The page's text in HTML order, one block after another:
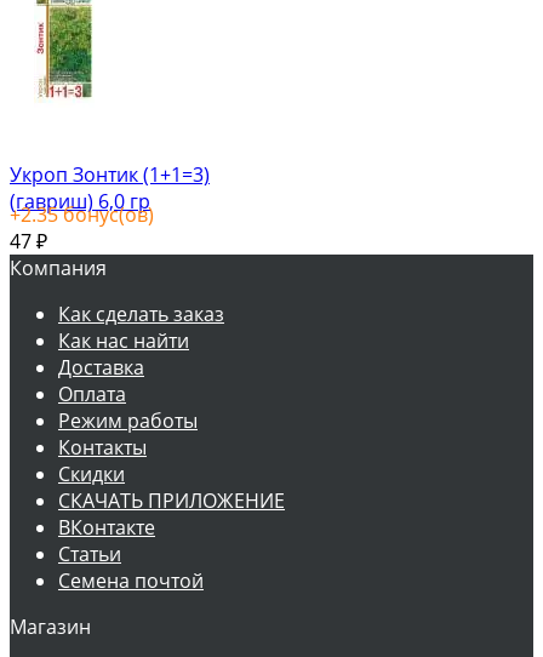
Укроп Зонтик (1+1=3)
(гавриш) 6,0 гр
+2.35бонус(ов)
47 ₽
Компания
Как сделать заказ
Как нас найти
Доставка
Оплата
Режим работы
Контакты
Скидки
СКАЧАТЬ ПРИЛОЖЕНИЕ
ВКонтакте
Статьи
Семена почтой
Магазин